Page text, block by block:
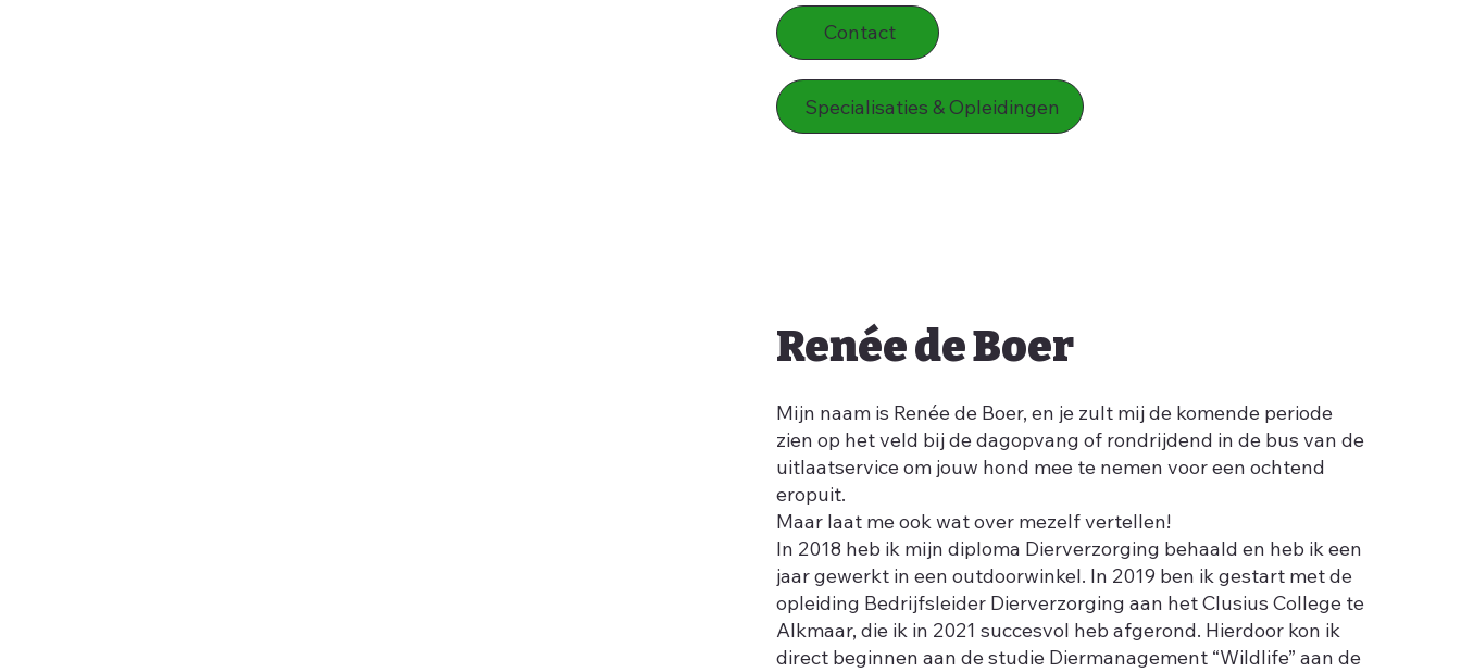
Contact
Specialisaties & Opleidingen
Renée de Boer
Mijn naam is Renée de Boer, en je zult mij de komende periode
zien op het veld bij de dagopvang of rondrijdend in de bus van de
uitlaatservice om jouw hond mee te nemen voor een ochtend
eropuit.
Maar laat me ook wat over mezelf vertellen!
In 2018 heb ik mijn diploma Dierverzorging behaald en heb ik een
jaar gewerkt in een outdoorwinkel. In 2019 ben ik gestart met de
opleiding Bedrijfsleider Dierverzorging aan het Clusius College te
Alkmaar, die ik in 2021 succesvol heb afgerond. Hierdoor kon ik
direct beginnen aan de studie Diermanagement “Wildlife” aan de